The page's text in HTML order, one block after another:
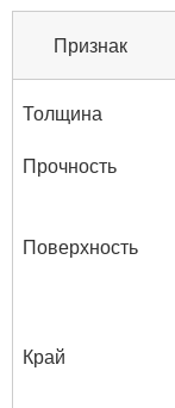
Признак
Толщина
Прочность
Поверхность
Край